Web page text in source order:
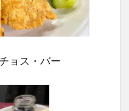
ョス・バー